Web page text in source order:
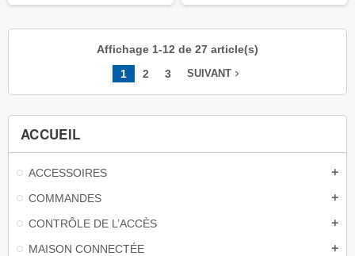
ACCUEIL
ACCESSOIRES add
COMMANDES add
CONTRÔLE DE L’ACCÈS add
MAISON CONNECTÉE add
Affichage 1-12 de 27 article(s)
1
2 3 SUIVANT navigate_next